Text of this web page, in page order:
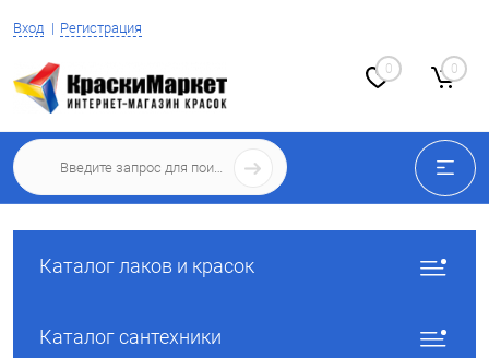
Вход Регистрация
0 0
Каталог лаков и красок
Каталог сантехники